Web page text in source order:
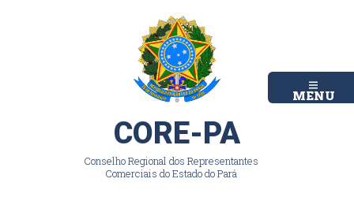
MENU
CORE-PA
Conselho Regional dos Representantes
Comerciais do Estado do Pará